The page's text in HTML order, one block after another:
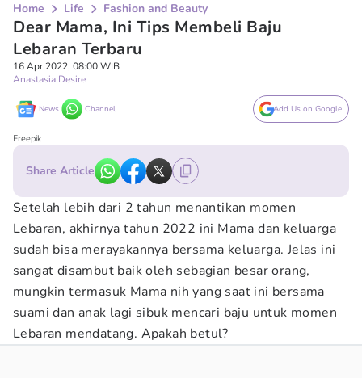
Home Life Fashion and Beauty
Dear Mama, Ini Tips Membeli Baju
Lebaran Terbaru
16 Apr 2022, 08:00 WIB
Anastasia Desire
News Channel Add Us on Google
Freepik
Share Article
Setelah lebih dari 2 tahun menantikan momen
Lebaran, akhirnya tahun 2022 ini Mama dan keluarga
sudah bisa merayakannya bersama keluarga. Jelas ini
sangat disambut baik oleh sebagian besar orang,
mungkin termasuk Mama nih yang saat ini bersama
suami dan anak lagi sibuk mencari baju untuk momen
Lebaran mendatang. Apakah betul?